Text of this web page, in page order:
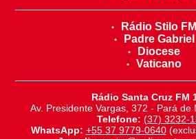
Rádio Stilo FM
Padre Gabriel
Diocese
Vaticano
Rádio Santa Cruz FM
Av. Presidente Vargas, 372 - Pará de
Telefone: (37) 3232-
WhatsApp: +55 37 9779-0640